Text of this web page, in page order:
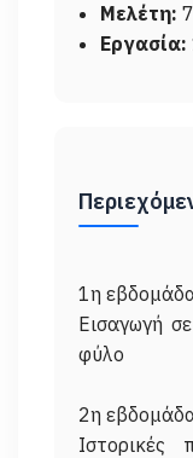
Μελέτη:
Εργασία:
1η
Εισαγωγή
φύλο
2η
Ιστορικές